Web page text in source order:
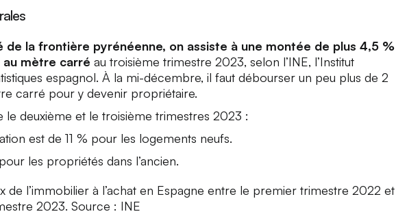
de la frontière pyrénéenne, on assiste à une montée de plus 4,5 %
au mètre carré au troisième trimestre 2023, selon l’INE, l’Institut
espagnol. À la mi-décembre, il faut débourser un peu plus de 2
carré pour y devenir propriétaire.
le deuxième et le troisième trimestres 2023 :
est de 11 % pour les logements neufs.
les propriétés dans l’ancien.
de l’immobilier à l’achat en Espagne entre le premier trimestre 2022 et
2023. Source : INE